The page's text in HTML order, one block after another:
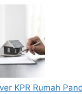
KPR Rumah